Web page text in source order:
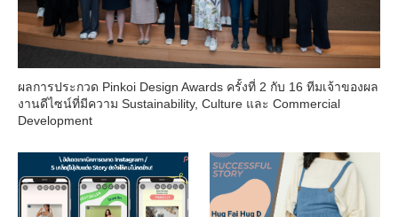
ผลการประกวด Pinkoi Design Awards ครั้งที่ 2 กับ 16 ทีมเจ้าของผล
งานดีไซน์ที่มีความ Sustainability, Culture และ Commercial
Development